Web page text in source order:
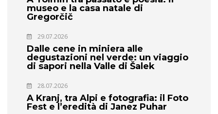
museo e la casa natale di
Gregorčič
29.07.2026
Dalle cene in miniera alle
degustazioni nel verde: un viaggio
di sapori nella Valle di Šalek
28.07.2026
A Kranj, tra Alpi e fotografia: il Foto
Fest e l’eredità di Janez Puhar